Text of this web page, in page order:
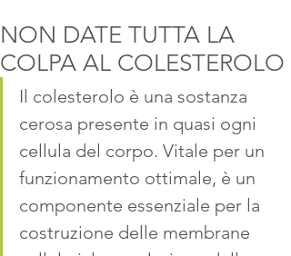
NON DATE TUTTA LA
COLPA AL COLESTEROLO
Il colesterolo è una sostanza
cerosa presente in quasi ogni
cellula del corpo. Vitale per un
funzionamento ottimale, è un
componente essenziale per la
costruzione delle membrane